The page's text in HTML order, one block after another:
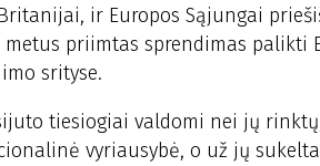
ir Europos Sąjungai
priimtas sprendimas palikti
srityse.
tiesiogiai valdomi nei jų
vyriausybė, o už jų